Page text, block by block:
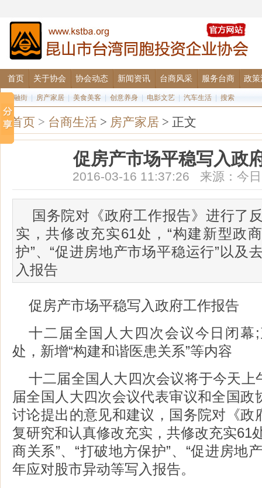
首页 关于协会 协会动态 新闻资讯 台商风采 服务台商 政策
金融街 房产家居 美食美客 创意养身 电影文艺 汽车生活 搜索
首页 > 台商生活 > 房产家居 > 正文
促房产市场平稳写入政
2016-03-16 11:37:26 来源：今
国务院对《政府工作报告》进行了
实，共修改充实61处，“构建新型政
护”、“促进房地产市场平稳运行”以及
入报告
促房产市场平稳写入政府工作报告
十二届全国人大四次会议今日闭幕
处，新增“构建和谐医患关系”等内容
十二届全国人大四次会议将于今天上
届全国人大四次会议代表审议和全国政
讨论提出的意见和建议，国务院对《政
复研究和认真修改充实，共修改充实61
商关系”、“打破地方保护”、“促进房地
年应对股市异动等写入报告。